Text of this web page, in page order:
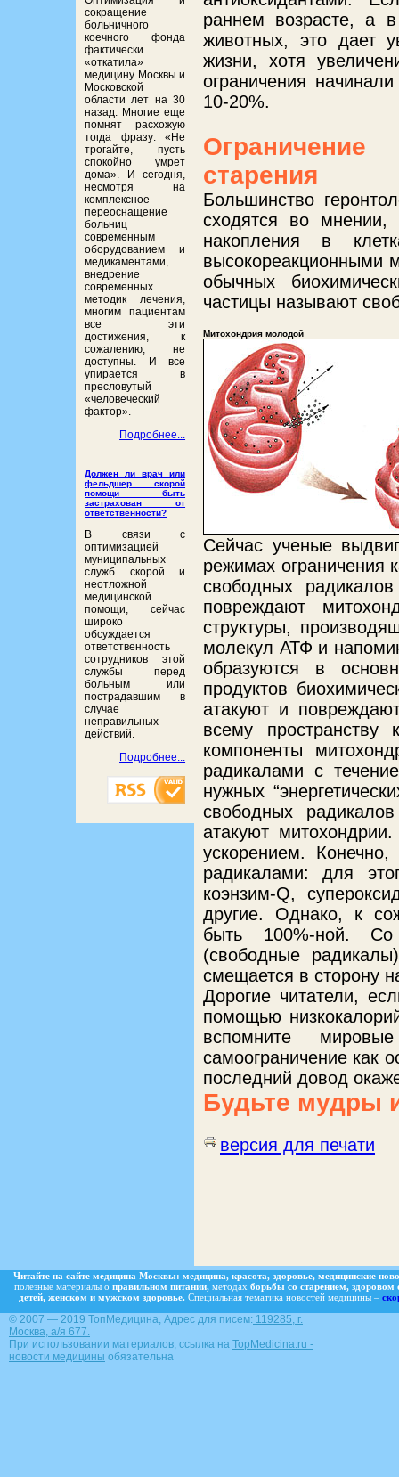
сокращение
больничного
коечного фонда
фактически
«откатила»
медицину Москвы и
Московской
области лет на 30
назад. Многие еще
помнят расхожую
тогда фразу: «Не
трогайте, пусть
спокойно умрет
дома». И сегодня,
несмотря на
комплексное
переоснащение
больниц
современным
оборудованием и
медикаментами,
внедрение
современных
методик лечения,
многим пациентам
все эти
достижения, к
сожалению, не
доступны. И все
упирается в
пресловутый
«человеческий
фактор».
Подробнее...
Должен ли врач или
фельдшер скорой
помощи быть
застрахован от
ответственности?
В связи с
оптимизацией
муниципальных
служб скорой и
неотложной
медицинской
помощи, сейчас
широко
обсуждается
ответственность
сотрудников этой
службы перед
больным или
пострадавшим в
случае
неправильных
действий.
Подробнее...
раннем возрасте, а
животных, это дает
жизни, хотя
ограничения
10-20%.
старения
Большинство
сходятся во мнении,
накопления в
высокореакционными
обычных
частицы называют
Митохондрия молодой
Сейчас ученые
режимах ограничения
свободных
повреждают
структуры,
молекул АТФ и
образуются в
продуктов
атакуют и
всему
компоненты
радикалами с
нужных
свободных
атакуют
ускорением.
радикалами: для
коэнзим-Q,
другие. Однако, к
быть 100%-ной.
(свободные
смещается в сторону
Дорогие читатели,
помощью
вспомните
самоограничение как
последний довод
Будьте мудры
версия для печати
Читайте на сайте медицина Москвы: медицина, красота, здоровье, медицинские
полезные материалы о правильном питании, методах борьбы со старением, здоровом
детей, женском и мужском здоровье. Специальная тематика новостей медицины –
© 2007 — 2019 ТопМедицина, Адрес для писем: 119285, г.
Москва, а/я 677.
При использовании материалов, ссылка на TopMedicina.ru -
новости медицины обязательна